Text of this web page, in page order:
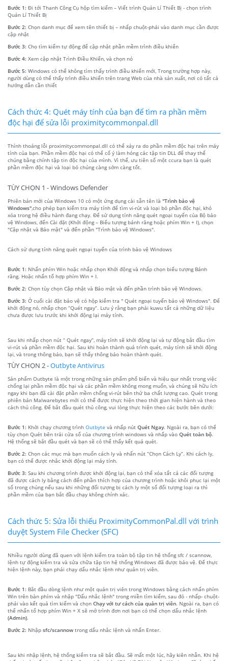
Bước 1: Đi tới Thanh Công Cụ hộp tìm kiếm – Viết trình Quản Lí Thiết Bị - chọn trình
Quản Lí Thiết Bị
Bước 2: Chọn danh mục để xem tên thiết bị – nhấp chuột-phải vào danh mục cần được
cập nhật
Bước 3: Chọ tìm kiếm tự động để cập nhật phần mềm trình điều khiển
Bước 4: Xem cập nhật Trình Điều Khiển, và chọn nó
Bước 5: Windows có thể không tìm thấy trình điều khiển mới, Trong trường hợp này,
người dùng có thể thấy trình điều khiển trên trang Web của nhà sản xuất, nơi có tất cả
hướng dẫn cần thiết
Cách thức 4: Quét máy tính của bạn để tìm ra phần mềm
độc hại để sửa lỗi proximitycommonpal.dll
Thỉnh thoảng lỗi proximitycommonpal.dll có thể xảy ra do phần mềm độc hại trên máy
tính của bạn. Phần mềm độc hại có thể cố ý làm hỏng các tập tin DLL để thay thế
chúng bằng chính tập tin độc hại của mình. Vì thế, ưu tiên số một ccura bạn là quét
phần mềm độc hại và loại bỏ chúng càng sớm càng tốt.
TÙY CHỌN 1 - Windows Defender
Phiên bản mới của Windows 10 có một ứng dụng cài sẵn tên là "Trình bảo vệ
Windows",cho phép bạn kiểm tra máy tính để tìm vi-rút và loại bỏ phần độc hại, khó
xóa trong hệ điều hành đang chạy. Để sử dụng tính năng quét ngoại tuyến của Bộ bảo
vệ Windows, đến Cài đặt (Khởi động – Biểu tượng bánh răng hoặc phím Win + I), chọn
"Cập nhật và Bảo mật" và đến phần "Trình bảo vệ Windows".
Cách sử dụng tính năng quét ngoại tuyến của trình bảo vệ Windows
Bước 1: Nhấn phím Win hoặc nhấp chọn Khởi động và nhấp chọn biểu tượng Bánh
răng. Hoặc nhấn tổ hợp phím Win + I.
Bước 2: Chọn tùy chọn Cập nhật và Bảo mật và đến phần trình bảo vệ Windows.
Bước 3: Ở cuối cài đặt bảo vệ có hộp kiểm tra " Quét ngoại tuyến bảo vệ Windows". Để
khởi động nó, nhấp chọn “Quét ngay”. Lưu ý rằng bạn phải kuwu tất cả những dữ liệu
chưa được lưu trước khi khởi động lại máy tính.
Sau khi nhấp chọn nút “ Quét ngay”, máy tính sẽ khởi động lại và tự động bắt đầu tìm
vi-rút và phần mềm độc hại. Sau khi hoàn thành quá trình quét, máy tính sẽ khởi động
lại, và trong thông báo, bạn sẽ thấy thông báo hoàn thành quét.
TÙY CHỌN 2 -Outbyte Antivirus
Sản phẩm Outbyte là một trong những sản phẩm phổ biến và hiệu qur nhất trong việc
chống lại phần mềm độc hại và các phần mềm không mong muốn, và chúng sẽ hữu ích
ngay khi bạn đã cài đặt phần mềm chống vi-rút bên thứ ba chất lượng cao. Quét trong
phiên bản Malwarebytes mới có thể được thực hiện theo thời gian hiện hành và theo
cách thủ công. Để bắt đầu quét thủ công, vui lòng thực hiện theo các bước bên dưới:
Bước 1: Khởi chạy chương trình Outbyte và nhấp nút Quét Ngay. Ngoài ra, bạn có thể
tùy chọn Quét bên trái cửa sổ của chương trình windows và nhấp vào Quét toàn bộ.
Hệ thống sẽ bắt đầu quét và bạn sẽ có thể thấy kết quả quét.
Bước 2: Chọn các mục mà bạn muốn cách ly và nhấn nút “Chọn Cách Ly”. Khi cách ly,
bạn có thể được nhắc khởi động lại máy tính.
Bước 3: Sau khi chương trình được khởi động lại, bạn có thể xóa tất cả các đối tượng
đã được cách ly bằng cách đến phần thích hợp của chương trình hoặc khôi phục lại một
số trong chúng nếu sau khi những đối tượng bị cách ly một số đối tượng loại ra thì
phần mềm của bạn bắt đầu chạy không chính xác.
Cách thức 5: Sửa lỗi thiếu ProximityCommonPal.dll với trình
duyệt System File Checker (SFC)
Nhiều người dùng đã quen với lệnh kiểm tra toàn bộ tập tin hệ thống sfc / scannow,
lệnh tự động kiểm tra và sửa chữa tập tin hệ thống Windows đã được bảo vệ. Để thực
hiện lệnh này, bạn phải chạy dấu nhắc lệnh như quản trị viên.
Bước 1: Bắt đầu dòng lệnh như một quản trị viên trong Windows bằng cách nhấn phím
Win trên bàn phím và nhập "Dấu nhắc lệnh" trong miền tìm kiếm, sau đó - nhấp- chuột-
phải vào kết quả tìm kiếm và chọn Chạy với tư cách của quản trị viên. Ngoài ra, bạn có
thể nhấn tổ hợp phím Win + X sẽ mở trình đơn nơi bạn có thể chọn dấu nhắc lệnh
(Admin).
Bước 2: Nhập sfc/scannow trong dấu nhắc lệnh và nhấn Enter.
Sau khi nhập lệnh, hệ thống kiểm tra sẽ bắt đầu. Sẽ mất một lúc, hãy kiên nhẫn. Khi hệ